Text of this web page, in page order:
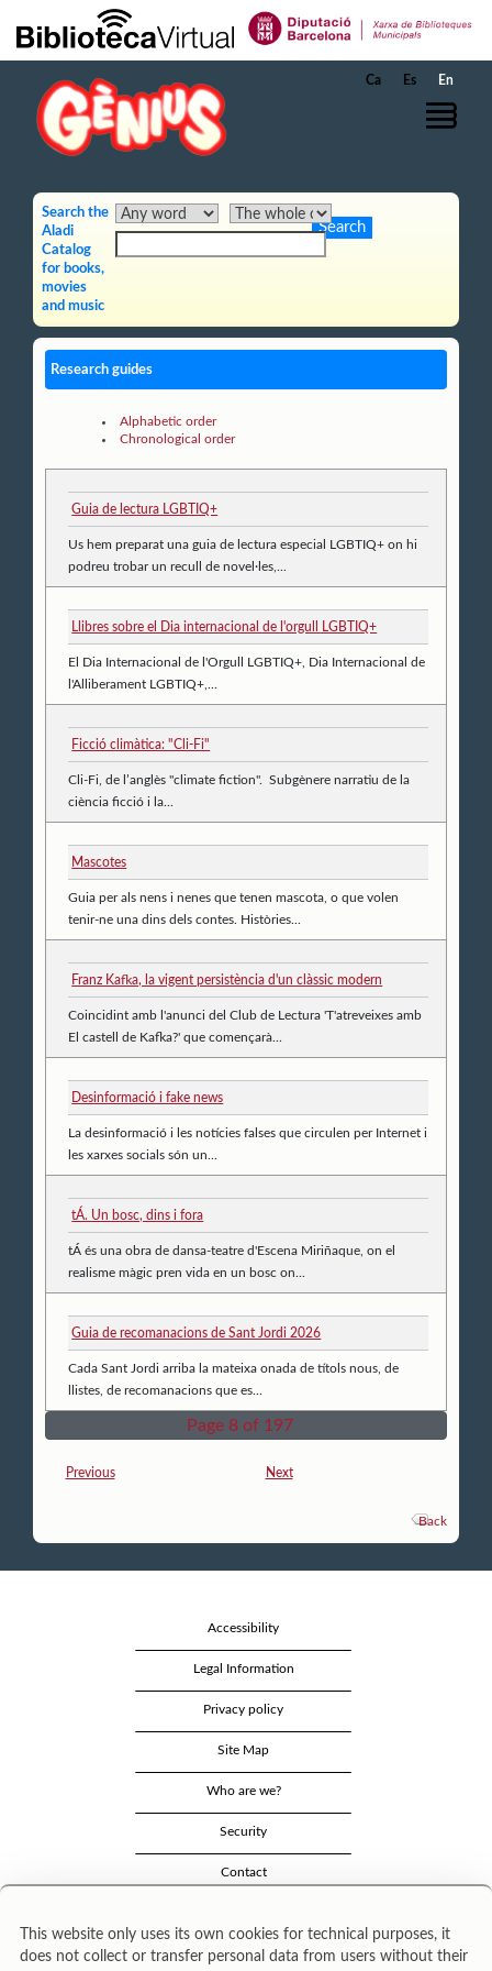
Skip to Main Content
Ca Es En
Search the
Aladi
Catalog
for books,
movies
and music
Research guides
Alphabetic order
Chronological order
Guia de lectura LGBTIQ+
Us hem preparat una guia de lectura especial LGBTIQ+ on hi
podreu trobar un recull de novel·les,...
Llibres sobre el Dia internacional de l'orgull LGBTIQ+
El Dia Internacional de l'Orgull LGBTIQ+, Dia Internacional de
l'Alliberament LGBTIQ+,...
Ficció climàtica: "Cli-Fi"
Cli-Fi, de l’anglès "climate fiction". Subgènere narratiu de la
ciència ficció i la...
Mascotes
Guia per als nens i nenes que tenen mascota, o que volen
tenir-ne una dins dels contes. Històries...
Franz Kafka, la vigent persistència d'un clàssic modern
Coincidint amb l'anunci del Club de Lectura 'T'atreveixes amb
El castell de Kafka?' que començarà...
Desinformació i fake news
La desinformació i les notícies falses que circulen per Internet i
les xarxes socials són un...
tÁ. Un bosc, dins i fora
tÁ és una obra de dansa-teatre d'Escena Miriñaque, on el
realisme màgic pren vida en un bosc on...
Guia de recomanacions de Sant Jordi 2026
Cada Sant Jordi arriba la mateixa onada de títols nous, de
llistes, de recomanacions que es...
Page 8 of 197
Previous Next
Back
Accessibility
Legal Information
Privacy policy
Site Map
Who are we?
Security
Contact
This website only uses its own cookies for technical purposes, it
does not collect or transfer personal data from users without their